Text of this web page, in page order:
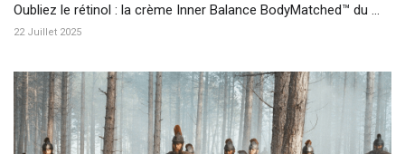
Oubliez le rétinol : la crème Inner Balance BodyMatched™ du ...
22 Juillet 2025